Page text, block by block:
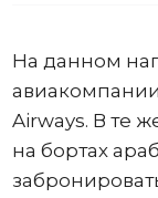
На данном
Airways. В те
на бортах